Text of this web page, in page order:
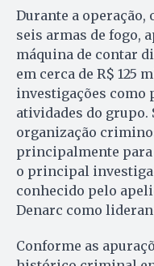
Durante a
seis armas de fogo,
máquina de contar
em cerca de R$ 125
investigações como
atividades do grupo.
organização
principalmente para
o principal
conhecido pelo
Denarc como
Conforme as